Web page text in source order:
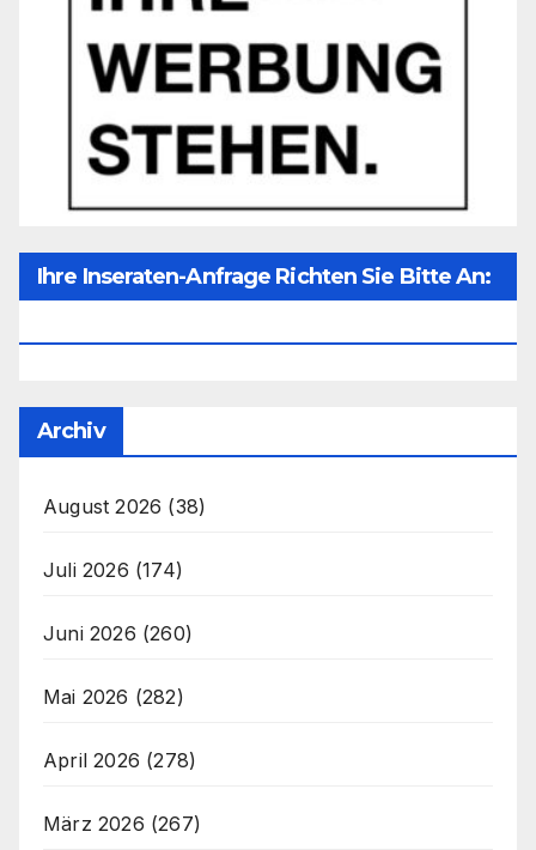
Ihre Inseraten-Anfrage Richten Sie Bitte An:
Archiv
August 2026 (38)
Juli 2026 (174)
Juni 2026 (260)
Mai 2026 (282)
April 2026 (278)
März 2026 (267)